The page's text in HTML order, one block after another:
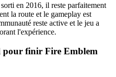
en 2016, il reste parfaitement
la route et le gameplay est
reste active et le jeu a
l'expérience.
pour finir Fire Emblem